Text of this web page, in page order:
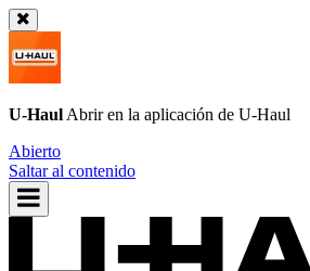
U-Haul Abrir en la aplicación de U-Haul
Abierto
Saltar al contenido